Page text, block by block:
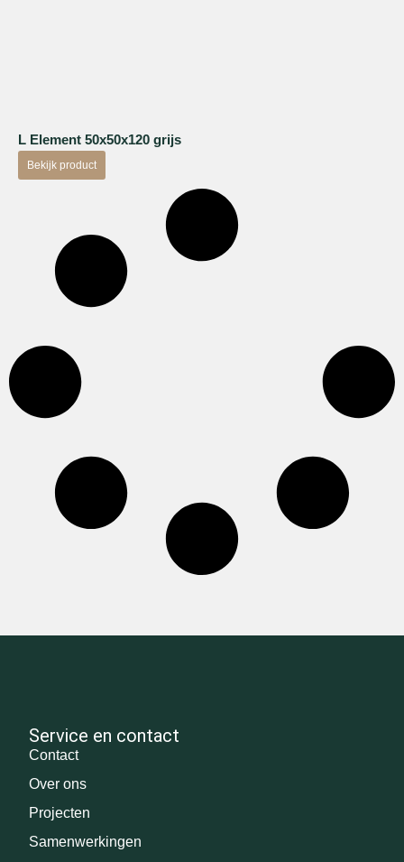
L Element 50x50x120 grijs
Bekijk product
Service en contact
Contact
Over ons
Projecten
Samenwerkingen